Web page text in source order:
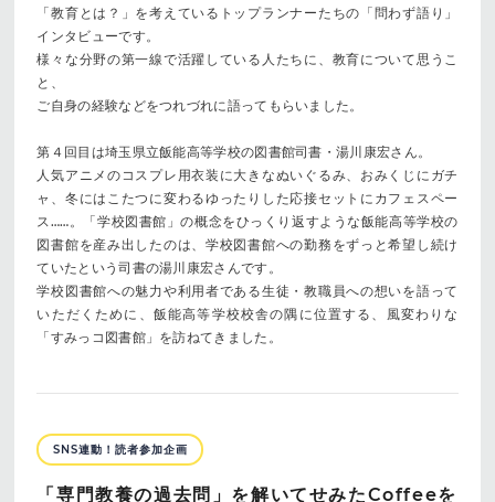
「教育とは？」を考えているトップランナーたちの「問わず語り」
インタビューです。
様々な分野の第一線で活躍している人たちに、教育について思うこ
と、
ご自身の経験などをつれづれに語ってもらいました。
第４回目は埼玉県立飯能高等学校の図書館司書・湯川康宏さん。
人気アニメのコスプレ用衣装に大きなぬいぐるみ、おみくじにガチ
ャ、冬にはこたつに変わるゆったりした応接セットにカフェスペー
ス……。「学校図書館」の概念をひっくり返すような飯能高等学校の
図書館を産み出したのは、学校図書館への勤務をずっと希望し続け
ていたという司書の湯川康宏さんです。
学校図書館への魅力や利用者である生徒・教職員への想いを語って
いただくために、飯能高等学校校舎の隅に位置する、風変わりな
「すみっコ図書館」を訪ねてきました。
SNS連動！読者参加企画
「専門教養の過去問」を解いてせみたCoffeeを